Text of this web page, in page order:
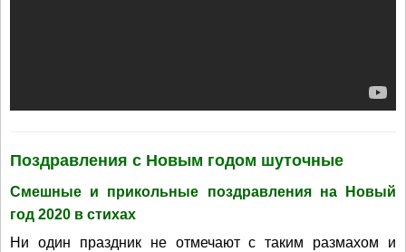
Поздравления с Новым годом шуточные
Смешные и прикольные поздравления на Новый
год 2020 в стихах
Ни один праздник не отмечают с таким размахом и